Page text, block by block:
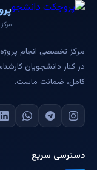
مرکز تخصصی انجام
در کنار دانشجویان
کامل، ضمانت ماست.
دسترسی سریع